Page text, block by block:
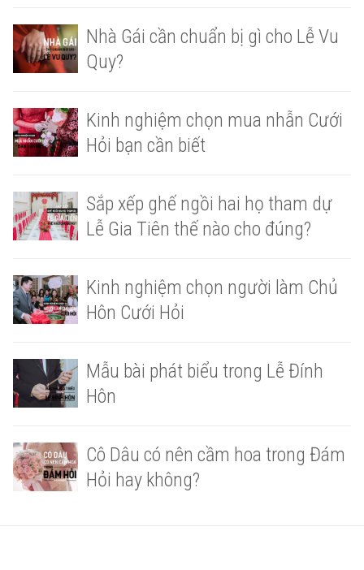
Nhà Gái cần chuẩn bị gì cho Lễ Vu
Quy?
Kinh nghiệm chọn mua nhẫn Cưới
Hỏi bạn cần biết
Sắp xếp ghế ngồi hai họ tham dự
Lễ Gia Tiên thế nào cho đúng?
Kinh nghiệm chọn người làm Chủ
Hôn Cưới Hỏi
Mẫu bài phát biểu trong Lễ Đính
Hôn
Cô Dâu có nên cầm hoa trong Đám
Hỏi hay không?